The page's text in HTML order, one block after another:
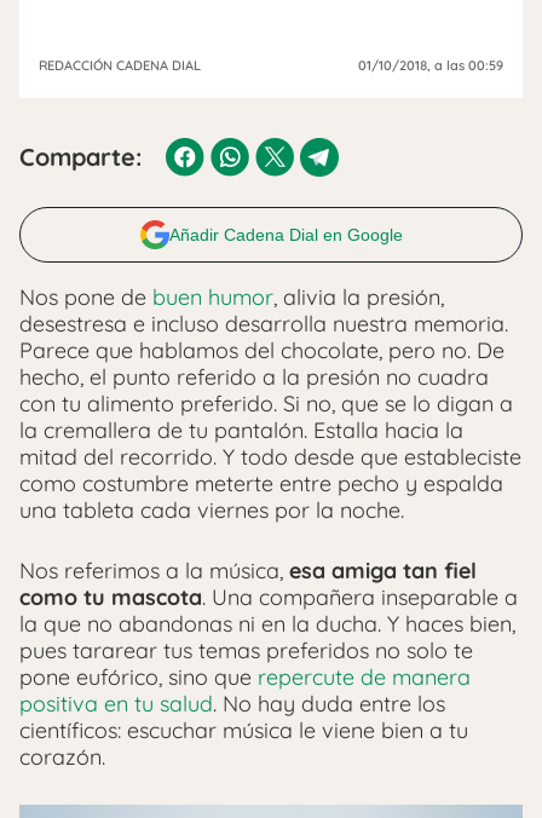
REDACCIÓN CADENA DIAL 01/10/2018 , a las 00:59
Comparte:
Añadir Cadena Dial en Google
Nos pone de buen humor, alivia la presión,
desestresa e incluso desarrolla nuestra memoria.
Parece que hablamos del chocolate, pero no. De
hecho, el punto referido a la presión no cuadra
con tu alimento preferido. Si no, que se lo digan a
la cremallera de tu pantalón. Estalla hacia la
mitad del recorrido. Y todo desde que estableciste
como costumbre meterte entre pecho y espalda
una tableta cada viernes por la noche.
Nos referimos a la música, esa amiga tan fiel
como tu mascota. Una compañera inseparable a
la que no abandonas ni en la ducha. Y haces bien,
pues tararear tus temas preferidos no solo te
pone eufórico, sino que repercute de manera
positiva en tu salud. No hay duda entre los
científicos: escuchar música le viene bien a tu
corazón.